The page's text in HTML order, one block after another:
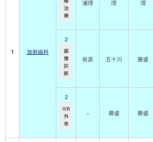
1 放射線科
治
療
瀬理
理
理
2
画
像
診
断
前原 五十川 勝盛
2
IVR
外
来
− 勝盛 勝盛